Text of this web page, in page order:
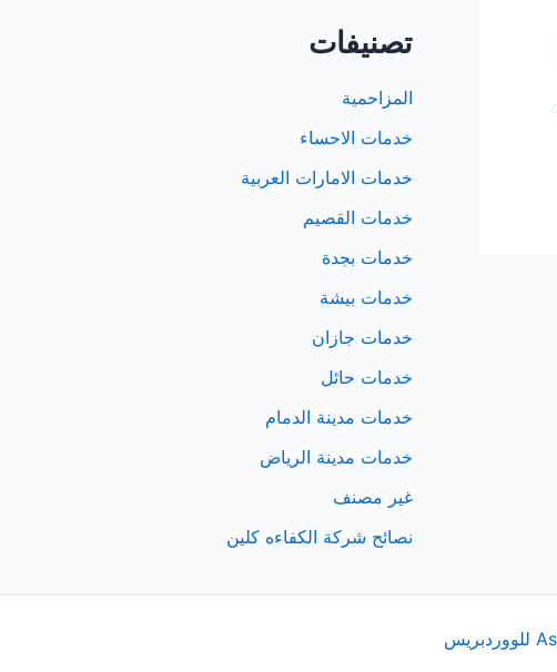
تصنيفات
المزاحمية
خدمات الاحساء
خدمات الامارات العربية
خدمات القصيم
خدمات بجدة
خدمات بيشة
خدمات جازان
خدمات حائل
خدمات مدينة الدمام
خدمات مدينة الرياض
غير مصنف
نصائح شركة الكفاءه كلين